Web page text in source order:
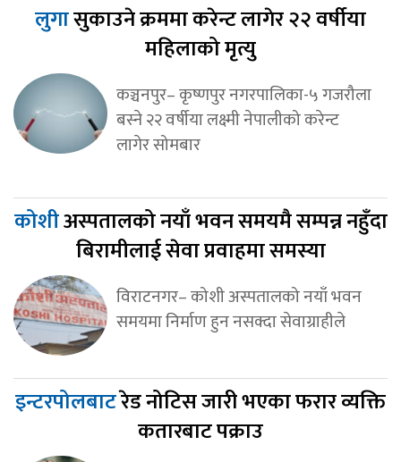
लुगासुकाउने क्रममा करेन्ट लागेर २२ वर्षीया
महिलाको मृत्यु
कञ्चनपुर– कृष्णपुर नगरपालिका-५ गजरौला
बस्ने २२ वर्षीया लक्ष्मी नेपालीको करेन्ट
लागेर सोमबार
कोशीअस्पतालको नयाँ भवन समयमै सम्पन्न नहुँदा
बिरामीलाई सेवा प्रवाहमा समस्या
विराटनगर– कोशी अस्पतालको नयाँ भवन
समयमा निर्माण हुन नसक्दा सेवाग्राहीले
इन्टरपोलबाटरेड नोटिस जारी भएका फरार व्यक्ति
कतारबाट पक्राउ